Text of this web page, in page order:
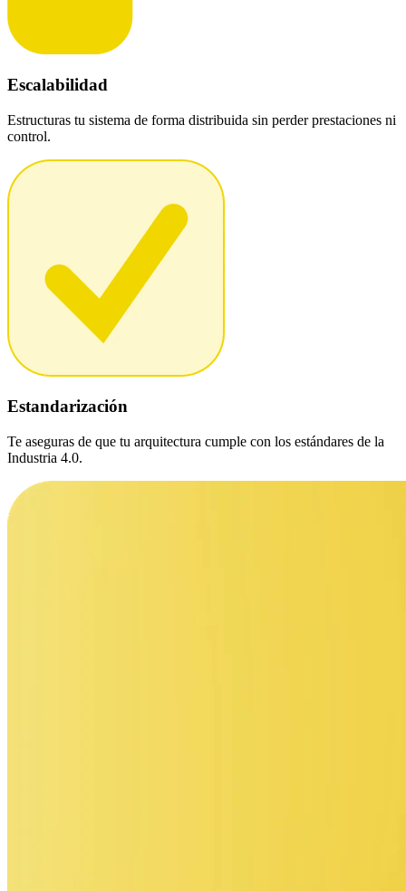
Escalabilidad
Estructuras tu sistema de forma distribuida sin perder prestaciones ni
control.
Estandarización
Te aseguras de que tu arquitectura cumple con los estándares de la
Industria 4.0.